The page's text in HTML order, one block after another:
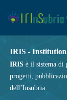
IRIS -
IRIS è il sistema di
progetti,
dell’Insubria.